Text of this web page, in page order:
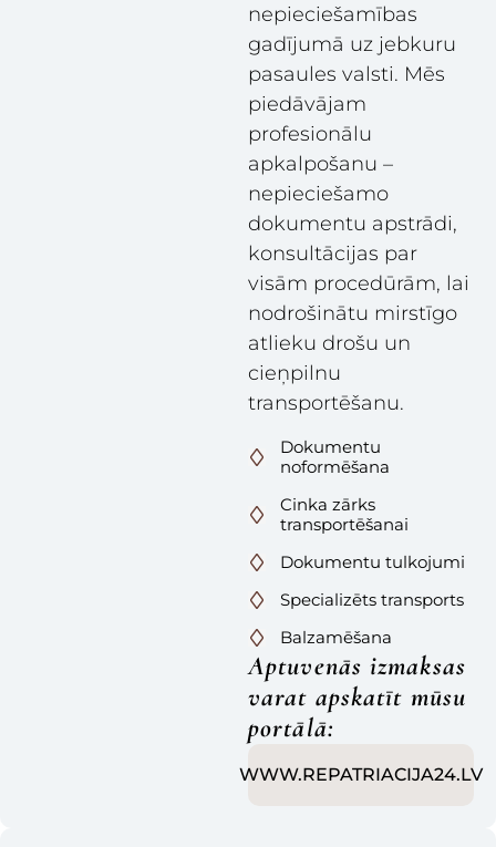
nepieciešamības
gadījumā uz jebkuru
pasaules valsti. Mēs
piedāvājam
profesionālu
apkalpošanu –
nepieciešamo
dokumentu apstrādi,
konsultācijas par
visām procedūrām, lai
nodrošinātu mirstīgo
atlieku drošu un
cieņpilnu
transportēšanu.
Dokumentu
noformēšana
Cinka zārks
transportēšanai
Dokumentu tulkojumi
Specializēts transports
Balzamēšana
Aptuvenās izmaksas
varat apskatīt mūsu
portālā:
WWW.REPATRIACIJA24.LV